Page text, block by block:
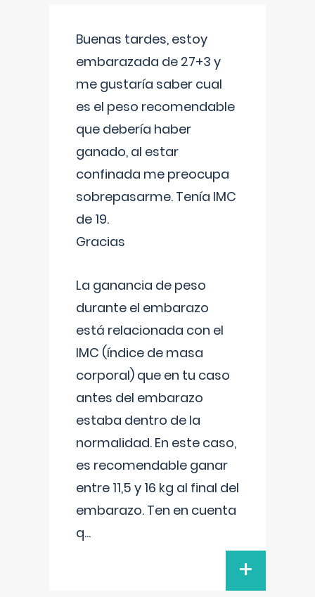
Buenas tardes, estoy
embarazada de 27+3 y
me gustaría saber cual
es el peso recomendable
que debería haber
ganado, al estar
confinada me preocupa
sobrepasarme. Tenía IMC
de 19.
Gracias
La ganancia de peso
durante el embarazo
está relacionada con el
IMC (índice de masa
corporal) que en tu caso
antes del embarazo
estaba dentro de la
normalidad. En este caso,
es recomendable ganar
entre 11,5 y 16 kg al final del
embarazo. Ten en cuenta
q...
+